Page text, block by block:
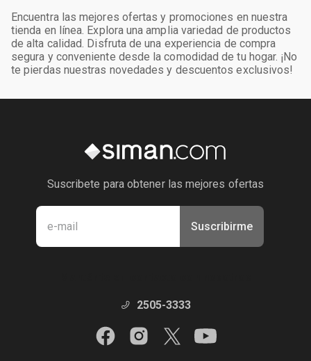
Encuentra las mejores ofertas y promociones en nuestra
tienda en línea. Explora una amplia variedad de productos
de alta calidad. Disfruta de una experiencia de compra
segura y conveniente desde la comodidad de tu hogar. ¡No
te pierdas nuestras novedades y descuentos exclusivos!
Suscribete para obtener las mejores ofertas
Suscribirme
2505-3333